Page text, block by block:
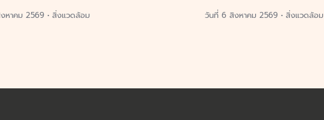
หาคม 2569 • สิ่งแวดล้อม วันที่ 6 สิงหาคม 2569 • สิ่งแวดล้อม